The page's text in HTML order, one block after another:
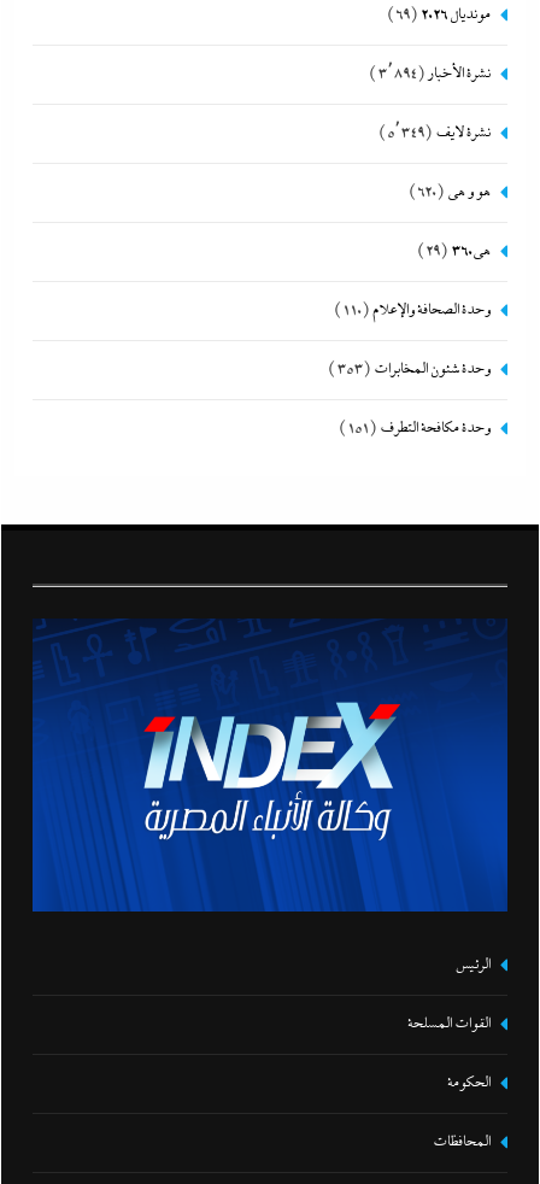
مونديال 2026 (69)
نشرة الأخبار (3٬894)
نشرة لايف (5٬349)
هو و هي (620)
هى360 (29)
وحدة الصحافة والإعلام(110)
وحدة شئون المخابرات (353)
وحدة مكافحة التطرف (151)
الرئيس
القوات المسلحة
الحكومة
المحافظات